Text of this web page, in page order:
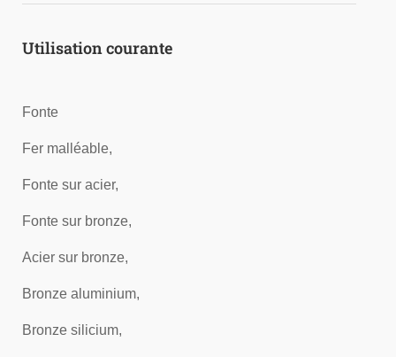
Utilisation courante
Fonte
Fer malléable,
Fonte sur acier,
Fonte sur bronze,
Acier sur bronze,
Bronze aluminium,
Bronze silicium,